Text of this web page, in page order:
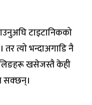
टाइटानिकको
तर त्यो भन्दाअगाडि नै
खसेजस्तै केही
सक्छन्।